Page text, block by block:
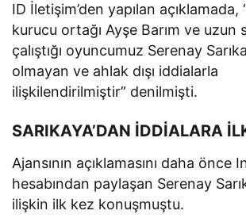
ID İletişim’den yapılan
kurucu ortağı Ayşe Barım ve uzun
çalıştığı oyuncumuz Serenay
olmayan ve ahlak dışı iddialarla
ilişkilendirilmiştir” denilmişti.
SARIKAYA’DAN İDDİALARA
Ajansının açıklamasını daha önce
hesabından paylaşan Serenay
ilişkin ilk kez konuşmuştu.